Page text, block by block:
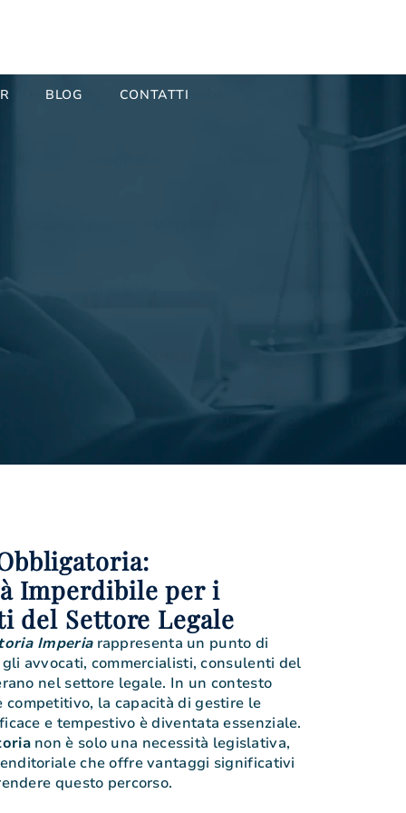
BLOG CONTATTI
Imperdibile per i
del Settore Legale
Imperiarappresenta un punto di
avvocati, commercialisti, consulenti del
nel settore legale. In un contesto
competitivo, la capacità di gestire le
e tempestivo è diventata essenziale.
non è solo una necessità legislativa,
che offre vantaggi significativi
questo percorso.